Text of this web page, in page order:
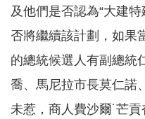
及他們是否認為“大建
否將繼續該計劃，如果
的總統候選人有副總統
喬、馬尼拉市長莫仁諾
未惹，商人費沙爾˙芒貢